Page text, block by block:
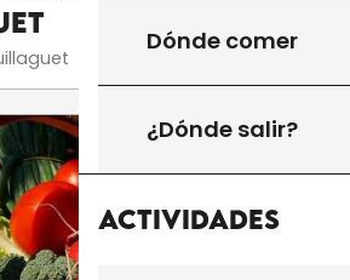
Dónde comer
¿Dónde salir?
Actividades